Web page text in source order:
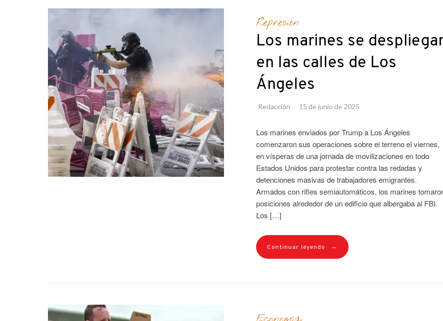
Represión
Los marines se
en las calles de Los
Ángeles
Redacción 15 de junio de 2025
Los marines enviados por Trump a Los Ángeles
comenzaron sus operaciones sobre el terreno el viernes,
en vísperas de una jornada de movilizaciones en todo
Estados Unidos para protestar contra las redadas y
detenciones masivas de trabajadores emigrantes.
Armados con rifles semiautomáticos, los marines
posiciones alrededor de un edificio que albergaba al FBI.
Los […]
Continuar leyendo →